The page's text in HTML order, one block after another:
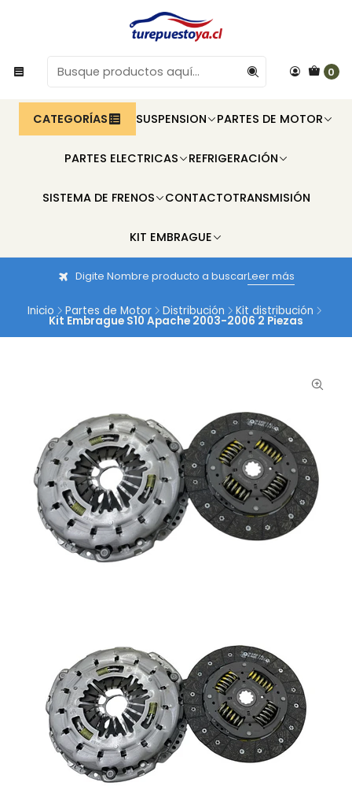
0
CATEGORÍAS SUSPENSION PARTES DE MOTOR
PARTES ELECTRICAS REFRIGERACIÓN
SISTEMA DE FRENOS CONTACTOTRANSMISIÓN
KIT EMBRAGUE
Digite Nombre producto a buscarLeer más
Inicio Partes de Motor Distribución Kit distribución
Kit Embrague S10 Apache 2003-2006 2 Piezas